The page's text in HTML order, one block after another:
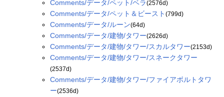
Comments/データ/ペット/ベラ(2576d)
Comments/データ/ペット＆ビースト (799d)
Comments/データ/ルーン(64d)
Comments/データ/建物/タワー(2626d)
Comments/データ/建物/タワー/スカルタワー(2153d)
Comments/データ/建物/タワー/スネークタワー
(2537d)
Comments/データ/建物/タワー/ファイアボルトタワ
ー(2536d)